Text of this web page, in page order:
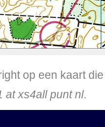
op een kaart
at xs4all punt nl.